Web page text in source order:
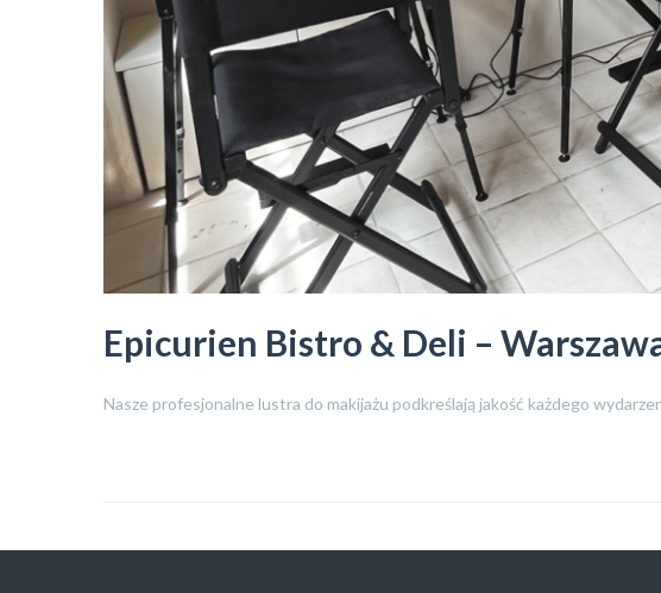
Epicurien Bistro & Deli –
Nasze profesjonalne lustra do makijażu podkreślają jakość każdego